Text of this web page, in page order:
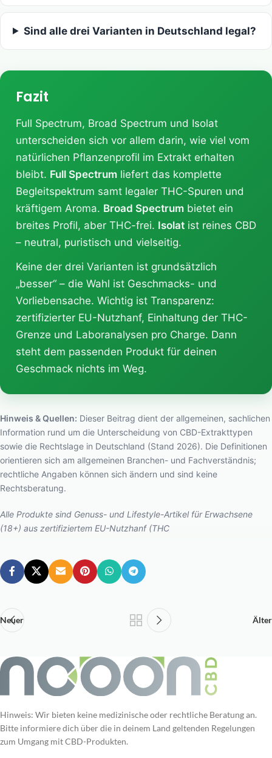
Sind alle drei Varianten in Deutschland legal?
Fazit
Full Spectrum, Broad Spectrum und Isolat
unterscheiden sich vor allem darin, wie viel vom
natürlichen Pflanzenprofil im Extrakt erhalten
bleibt. Full Spectrum liefert das komplette
Begleitspektrum samt legaler THC-Spuren und
kräftigem Aroma. Broad Spectrum bietet ein
breites Profil, aber THC-frei. Isolat ist reines CBD
– neutral, puristisch und vielseitig.
Keine der drei Varianten ist grundsätzlich
„besser“ – die Wahl ist Geschmacks- und
Vorliebensache. Wichtig ist Transparenz:
zertifizierter EU-Nutzhanf, Einhaltung der THC-
Grenze und Laboranalysen pro Charge. Dann
steht dem passenden Produkt für deinen
Geschmack nichts im Weg.
Hinweis & Quellen: Dieser Beitrag dient der allgemeinen, sachlichen
Information rund um die Unterscheidung von CBD-Extrakttypen
sowie die Rechtslage in Deutschland (Stand 2026). Die Definitionen
orientieren sich am allgemeinen Branchen- und Fachverständnis;
rechtliche Angaben können sich ändern und sind keine
Rechtsberatung.
Alle Produkte sind Genuss- und Lifestyle-Artikel für Erwachsene
(18+) aus zertifiziertem EU-Nutzhanf (THC
Neuer Älter
Hinweis: Wir bieten keine medizinische oder rechtliche Beratung an.
Bitte informiere dich über die in deinem Land geltenden Regelungen
zum Umgang mit CBD-Produkten.